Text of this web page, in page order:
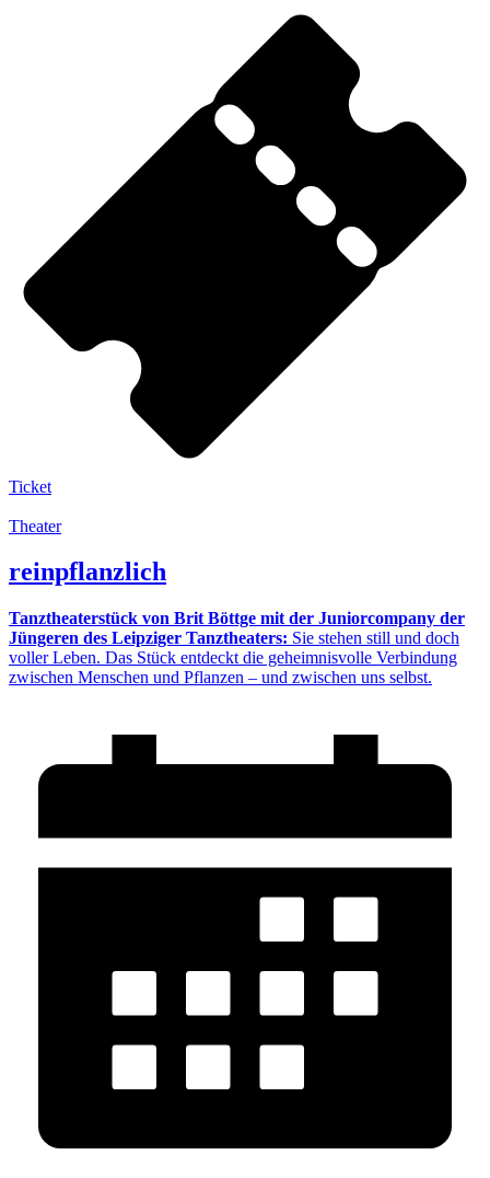
Ticket
Theater
reinpflanzlich
Tanztheaterstück von Brit Böttge mit der Juniorcompany der
Jüngeren des Leipziger Tanztheaters: Sie stehen still und doch
voller Leben. Das Stück entdeckt die geheimnisvolle Verbindung
zwischen Menschen und Pflanzen – und zwischen uns selbst.